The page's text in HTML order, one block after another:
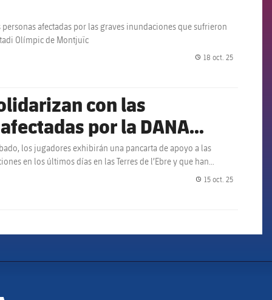
afectadas por las graves inundaciones que sufrieron
Olímpic de Montjuïc
18 oct. 25
con las
por la DANA
los jugadores exhibirán una pancarta de apoyo a las
en los últimos días en las Terres de l’Ebre y que han
15 oct. 25